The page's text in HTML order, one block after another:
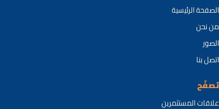
الصفحة الرئيسية
من نحن
الصور
اتصل بنا
تصفّح
علاقات المستثمرين